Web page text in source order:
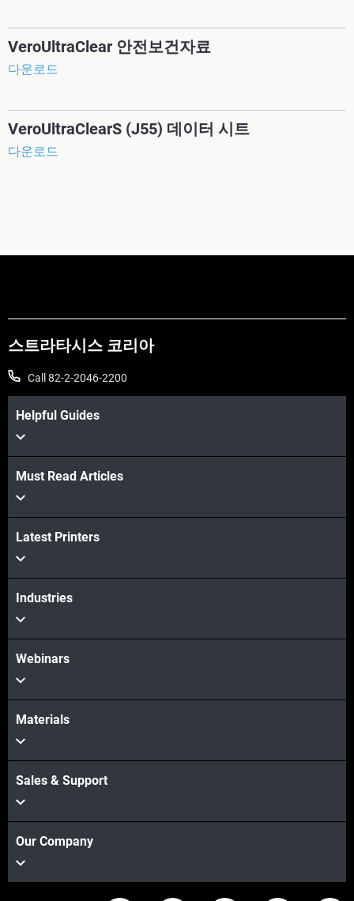
VeroUltraClear 안전보건자료
다운로드
VeroUltraClearS (J55) 데이터 시트
다운로드
스트라타시스 코리아
Call 82-2-2046-2200
Helpful Guides
Must Read Articles
Latest Printers
Industries
Webinars
Materials
Sales & Support
Our Company